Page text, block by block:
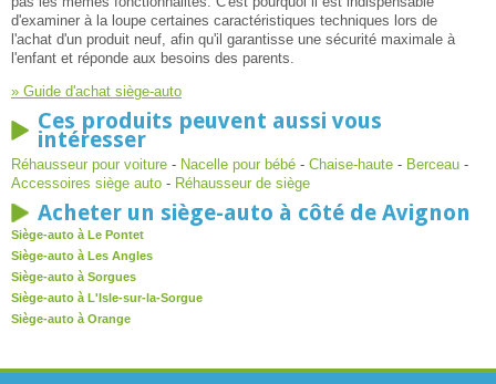
d'examiner à la loupe certaines caractéristiques techniques lors de
l'achat d'un produit neuf, afin qu'il garantisse une sécurité maximale à
l'enfant et réponde aux besoins des parents.
» Guide d'achat siège-auto
Ces produits peuvent aussi vous
intéresser
Réhausseur pour voiture - Nacelle pour bébé - Chaise-haute - Berceau -
Accessoires siège auto - Réhausseur de siège
Acheter un siège-auto à côté de Avignon
Siège-auto à Le Pontet
Siège-auto à Les Angles
Siège-auto à Sorgues
Siège-auto à L'Isle-sur-la-Sorgue
Siège-auto à Orange